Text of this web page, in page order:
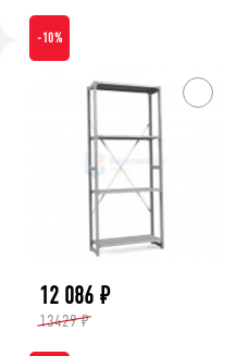
-10%
12 086 ₽
13429 ₽